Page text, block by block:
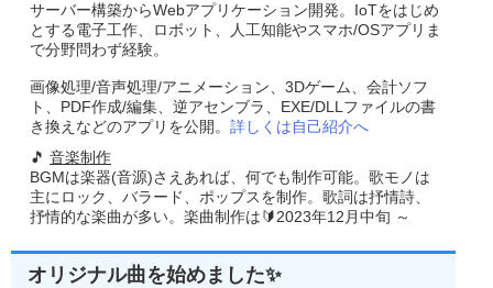
サーバー構築からWebアプリケーション開発。IoTをはじめ
とする電子工作、ロボット、人工知能やスマホ/OSアプリま
で分野問わず経験。
画像処理/音声処理/アニメーション、3Dゲーム、会計ソフ
ト、PDF作成/編集、逆アセンブラ、EXE/DLLファイルの書
き換えなどのアプリを公開。 詳しくは自己紹介へ
🎵 音楽制作
BGMは楽器(音源)さえあれば、何でも制作可能。歌モノは
主にロック、バラード、ポップスを制作。歌詞は抒情詩、
抒情的な楽曲が多い。楽曲制作は🔰2023年12月中旬 ～
オリジナル曲を始めました✨